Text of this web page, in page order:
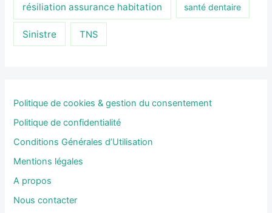
résiliation assurance habitation santé dentaire
Sinistre TNS
Politique de cookies & gestion du consentement
Politique de confidentialité
Conditions Générales d’Utilisation
Mentions légales
A propos
Nous contacter